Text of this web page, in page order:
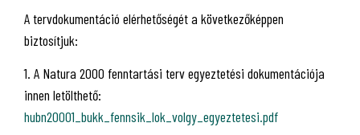
A tervdokumentáció elérhetőségét a következőképpen
biztosítjuk:
1. A Natura 2000 fenntartási terv egyeztetési dokumentációja
innen letölthető:
hubn20001_bukk_fennsik_lok_volgy_egyeztetesi.pdf